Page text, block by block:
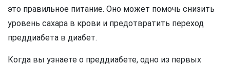
это правильное питание. Оно может помочь снизить
уровень сахара в крови и предотвратить переход
преддиабета в диабет.
Когда вы узнаете о преддиабете, одно из первых